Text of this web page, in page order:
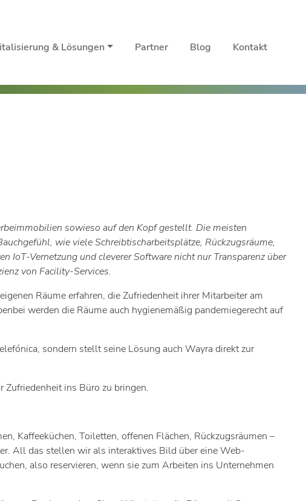
& Lösungen Partner Blog Kontakt
sowieso auf den Kopf gestellt. Die meisten
wie viele Schreibtischarbeitsplätze, Rückzugsräume,
IoT-Vernetzung und cleverer Software nicht nur Transparenz über
von Facility-Services.
Räume erfahren, die Zufriedenheit ihrer Mitarbeiter am
werden die Räume auch hygienemäßig pandemiegerecht auf
sondern stellt seine Lösung auch Wayra direkt zur
ins Büro zu bringen.
Kaffeeküchen, Toiletten, offenen Flächen, Rückzugsräumen –
All das stellen wir als interaktives Bild über eine Web-
also reservieren, wenn sie zum Arbeiten ins Unternehmen